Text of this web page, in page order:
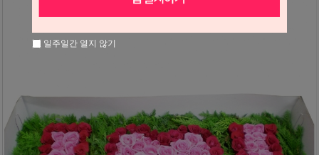
일주일간 열지 않기